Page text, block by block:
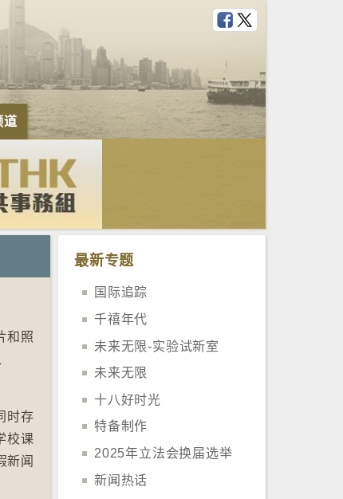
道
和照
时存
校课
新闻
最新专题
国际追踪
千禧年代
未来无限-实验试新室
未来无限
十八好时光
特备制作
2025年立法会换届选举
新闻热话